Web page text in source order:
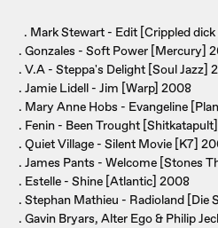
. Mark Stewart - Edit [Crippled
. Gonzales - Soft Power [Mercury]
. V.A - Steppa's Delight [Soul Jazz]
. Jamie Lidell - Jim [Warp] 2008
. Mary Anne Hobs - Evangeline
. Fenin - Been Trought
. Quiet Village - Silent Movie [K7]
. James Pants - Welcome [Stones
. Estelle - Shine [Atlantic] 2008
. Stephan Mathieu - Radioland [Die
. Gavin Bryars, Alter Ego & Philip